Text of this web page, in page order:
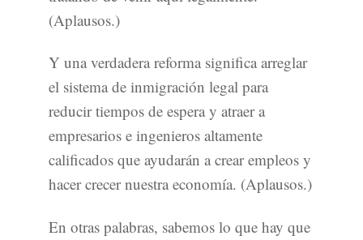
(Aplausos.)
Y una verdadera reforma significa arreglar
el sistema de inmigración legal para
reducir tiempos de espera y atraer a
empresarios e ingenieros altamente
calificados que ayudarán a crear empleos y
hacer crecer nuestra economía. (Aplausos.)
En otras palabras, sabemos lo que hay que